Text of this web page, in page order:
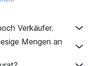
Verkäufer.
Mengen an